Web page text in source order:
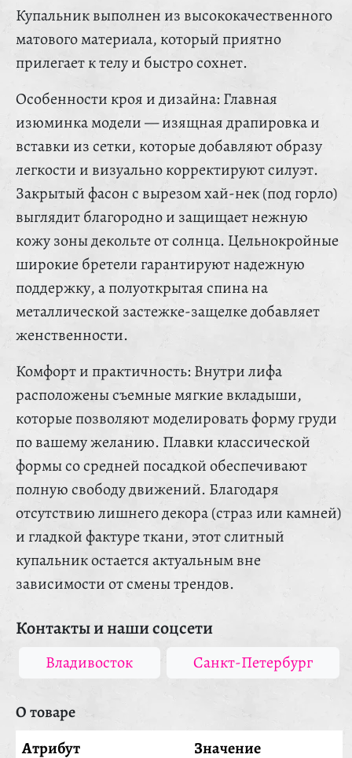
Купальник выполнен из высококачественного
матового материала, который приятно
прилегает к телу и быстро сохнет.
Особенности кроя и дизайна: Главная
изюминка модели — изящная драпировка и
вставки из сетки, которые добавляют образу
легкости и визуально корректируют силуэт.
Закрытый фасон с вырезом хай-нек (под горло)
выглядит благородно и защищает нежную
кожу зоны декольте от солнца. Цельнокройные
широкие бретели гарантируют надежную
поддержку, а полуоткрытая спина на
металлической застежке-защелке добавляет
женственности.
Комфорт и практичность: Внутри лифа
расположены съемные мягкие вкладыши,
которые позволяют моделировать форму груди
по вашему желанию. Плавки классической
формы со средней посадкой обеспечивают
полную свободу движений. Благодаря
отсутствию лишнего декора (страз или камней)
и гладкой фактуре ткани, этот слитный
купальник остается актуальным вне
зависимости от смены трендов.
Контакты и наши соцсети
Владивосток Санкт-Петербург
О товаре
Атрибут
Значение